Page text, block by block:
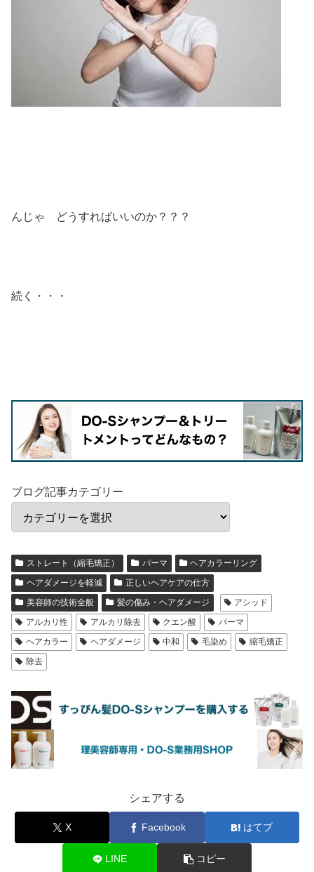
んじゃ どうすればいいのか？？？
続く・・・
ブログ記事カテゴリー
ストレート（縮毛矯正） パーマ
ヘアカラーリング
ヘアダメージを軽減
正しいヘアケアの仕方
美容師の技術全般
髪の傷み・ヘアダメージ
アシッド
アルカリ性
アルカリ除去 クエン酸
パーマ
ヘアカラー
ヘアダメージ 中和 毛染め
縮毛矯正
除去
シェアする
X Facebook はてブ
LINE コピー